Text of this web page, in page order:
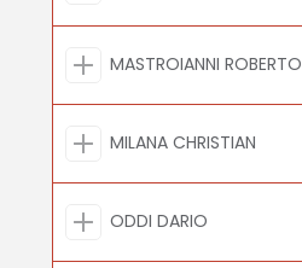
MASTROIANNI ROBERTO
MILANA CHRISTIAN
ODDI DARIO